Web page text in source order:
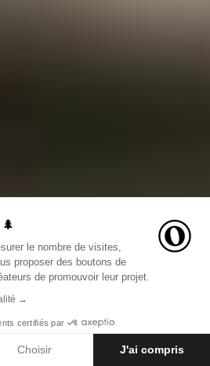
AVENTURES
le nombre de visites,
proposer des boutons de
de promouvoir leur projet.
→
certifiés par
Choisir J'ai compris